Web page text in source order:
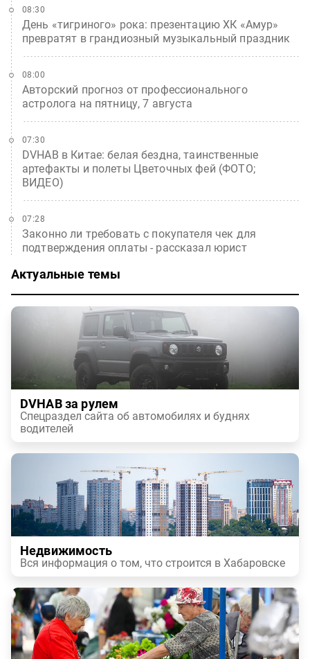
День «тигриного» рока: презентацию ХК «Амур»
превратят в грандиозный музыкальный праздник
08:30
Авторский прогноз от профессионального
астролога на пятницу, 7 августа
08:00
DVHAB в Китае: белая бездна, таинственные
артефакты и полеты Цветочных фей (ФОТО;
ВИДЕО)
07:30
Законно ли требовать с покупателя чек для
подтверждения оплаты - рассказал юрист
07:28
Актуальные темы
DVHAB за рулем
Спецраздел сайта об автомобилях и буднях
водителей
Недвижимость
Вся информация о том, что строится в Хабаровске